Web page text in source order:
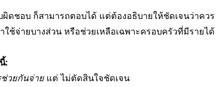
ดชอบ ก็สามารถตอบได้ แต่ต้องอธิบายให้ชัดเจนว่าควร
ช้จ่ายบางส่วน หรือช่วยเหลือเฉพาะครอบครัวที่มีรายได้
:
วยกันจ่ายแต่ ไม่ตัดสินใจชัดเจน